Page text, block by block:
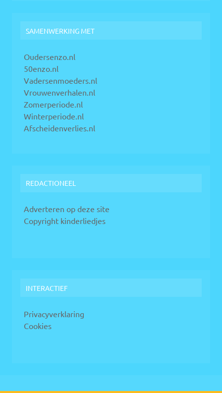
SAMENWERKING MET
Oudersenzo.nl
50enzo.nl
Vadersenmoeders.nl
Vrouwenverhalen.nl
Zomerperiode.nl
Winterperiode.nl
Afscheidenverlies.nl
REDACTIONEEL
Adverteren op deze site
Copyright kinderliedjes
INTERACTIEF
Privacyverklaring
Cookies